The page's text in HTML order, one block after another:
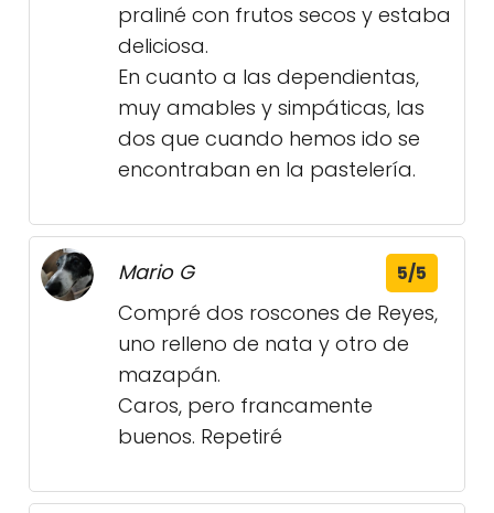
praliné con frutos secos y estaba
deliciosa.
En cuanto a las dependientas,
muy amables y simpáticas, las
dos que cuando hemos ido se
encontraban en la pastelería.
Mario G 5/5
Compré dos roscones de Reyes,
uno relleno de nata y otro de
mazapán.
Caros, pero francamente
buenos. Repetiré